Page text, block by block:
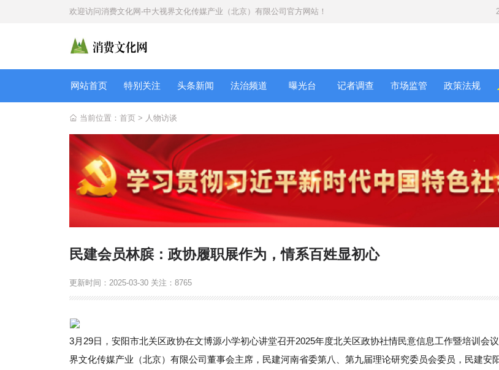
欢迎访问消费文化网-中大视界文化传媒产业（北京）有限公司官方网站！
网站首页 特别关注 头条新闻 法治频道 曝光台 记者调查 市场监管 政策法规
当前位置： 首页 > 人物访谈
民建会员林膑：政协履职展作为，情系百姓显初心
更新时间：2025-03-30 关注：8765
3月29日，安阳市北关区政协在文博源小学初心讲堂召开2025年度北关区政协社情民意信息工作暨培训会
界文化传媒产业（北京）有限公司董事会主席，民建河南省委第八、第九届理论研究委员会委员，民建安